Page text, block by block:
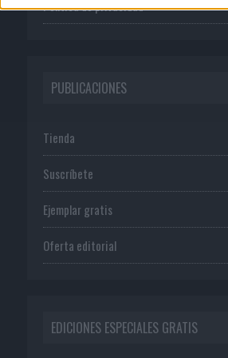
Política de privacidad
PUBLICACIONES
Tienda
Suscríbete
Ejemplar gratis
Oferta editorial
EDICIONES ESPECIALES GRATIS